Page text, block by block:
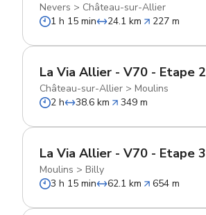
Nevers > Château-sur-Allier
1 h 15 min
24.1 km 227 m
La Via Allier - V70 - Etape 2
Château-sur-Allier > Moulins
2 h
38.6 km 349 m
La Via Allier - V70 - Etape 3
Moulins > Billy
3 h 15 min
62.1 km 654 m